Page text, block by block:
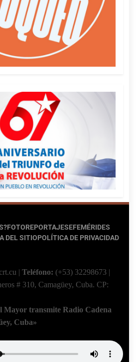
FOTOREPORTAJESEFEMÉRIDES
DEL SITIOPOLÍTICA DE PRIVACIDAD
| Teléfono: (+53) 32298673 |
# 310, Camagüey, Cuba. CP:
Mayor transmite Radio Cadena
Cuba»